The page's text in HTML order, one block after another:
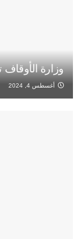
وزارة الأوقاف
أغسطس 4, 2024